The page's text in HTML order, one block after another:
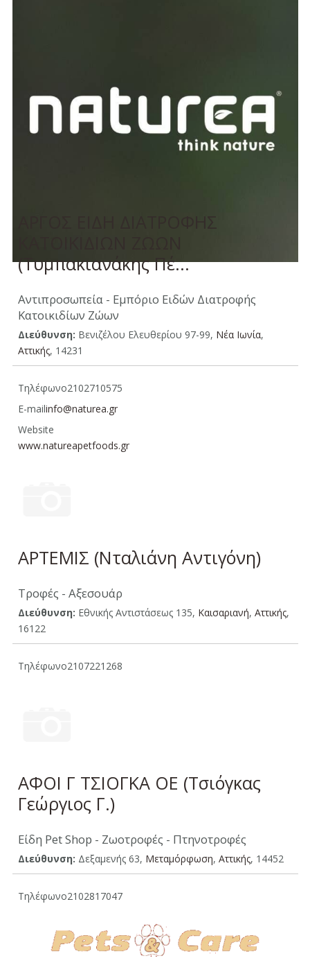
(Τυμπακιανάκης Πέ...
Αντιπροσωπεία - Εμπόριο Ειδών Διατροφής
Κατοικιδίων Ζώων
Διεύθυνση: Βενιζέλου Ελευθερίου 97-99, Νέα Ιωνία,
Aττικής, 14231
Τηλέφωνο2102710575
E-mailinfo@naturea.gr
Website
www.natureapetfoods.gr
ΑΡΤΕΜΙΣ (Νταλιάνη Αντιγόνη)
Τροφές - Αξεσουάρ
Διεύθυνση: Εθνικής Αντιστάσεως 135, Καισαριανή, Aττικής,
16122
Τηλέφωνο2107221268
ΑΦΟΙ Γ ΤΣΙΟΓΚΑ ΟΕ (Τσιόγκας
Γεώργιος Γ.)
Είδη Pet Shop - Ζωοτροφές - Πτηνοτροφές
Διεύθυνση: Δεξαμενής 63, Μεταμόρφωση, Aττικής, 14452
Τηλέφωνο2102817047